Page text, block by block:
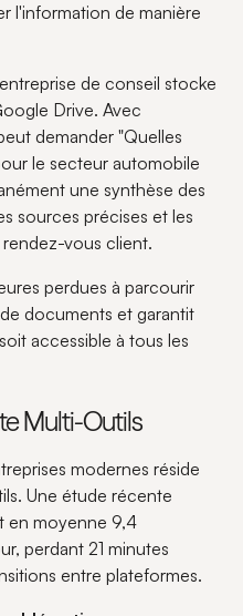
l'information de manière
de conseil stocke
Drive. Avec
demander "Quelles
le secteur automobile
une synthèse des
sources précises et les
vous client.
perdues à parcourir
documents et garantit
accessible à tous les
Multi-Outils
modernes réside
Une étude récente
en moyenne 9,4
perdant 21 minutes
entre plateformes.